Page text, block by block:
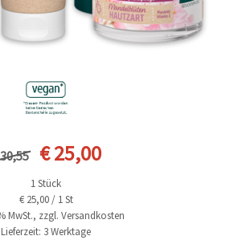
Preis
Aktueller Preis
€ 25,00
1 Stück
€ 25,00 / 1 St
MwSt., zzgl. Versandkosten
Lieferzeit: 3 Werktage